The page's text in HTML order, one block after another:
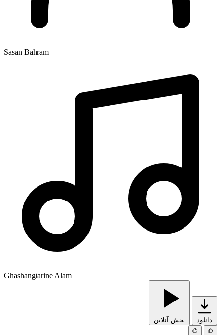
Sasan Bahram
Ghashangtarine Alam
دانلود پخش آنلاین